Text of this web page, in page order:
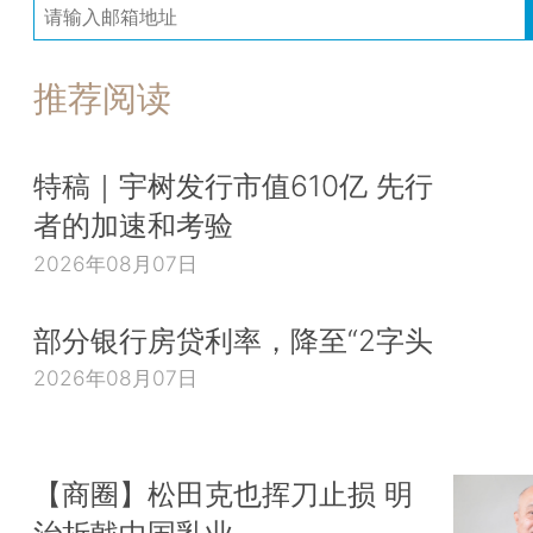
推荐阅读
特稿｜宇树发行市值610亿 先行
者的加速和考验
2026年08月07日
部分银行房贷利率，降至“2字头
2026年08月07日
【商圈】松田克也挥刀止损 明